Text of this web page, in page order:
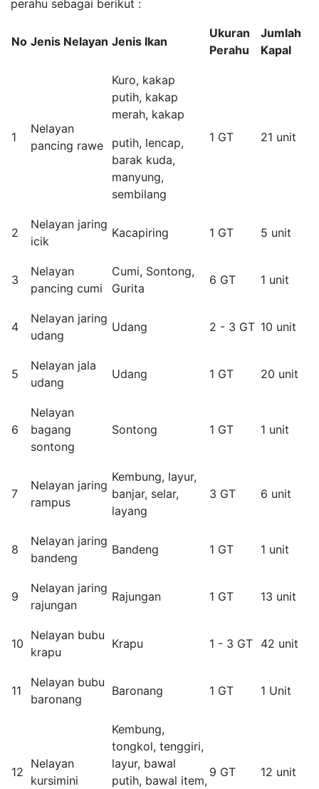
perahu sebagai berikut :
No Jenis Nelayan Jenis Ikan
Ukuran
Perahu
Jumlah
Kapal
1
Nelayan
pancing rawe
Kuro, kakap
putih, kakap
merah, kakap
putih, lencap,
barak kuda,
manyung,
sembilang
1 GT 21 unit
2
Nelayan jaring
icik
Kacapiring 1 GT 5 unit
3
Nelayan
pancing cumi
Cumi, Sontong,
Gurita
6 GT 1 unit
4
Nelayan jaring
udang
Udang 2 - 3 GT 10 unit
5
Nelayan jala
udang
Udang 1 GT 20 unit
6
Nelayan
bagang
sontong
Sontong 1 GT 1 unit
7
Nelayan jaring
rampus
Kembung, layur,
banjar, selar,
layang
3 GT 6 unit
8
Nelayan jaring
bandeng
Bandeng 1 GT 1 unit
9
Nelayan jaring
rajungan
Rajungan 1 GT 13 unit
10
Nelayan bubu
krapu
Krapu 1 - 3 GT 42 unit
11
Nelayan bubu
baronang
Baronang 1 GT 1 Unit
12
Nelayan
kursimini
Kembung,
tongkol, tenggiri,
layur, bawal
putih, bawal item,
9 GT 12 unit